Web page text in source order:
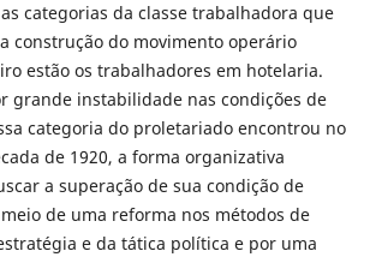
categorias da classe trabalhadora que
construção do movimento operário
estão os trabalhadores em hotelaria.
grande instabilidade nas condições de
categoria do proletariado encontrou no
de 1920, a forma organizativa
a superação de sua condição de
de uma reforma nos métodos de
e da tática política e por uma